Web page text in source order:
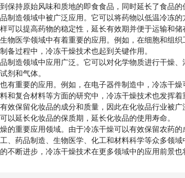
保持原始风味和质地的即食食品，同时延长了食品的
制造领域中被广泛应用。它可以将药物以低温冷冻
可以提高药物的稳定性，延长有效期并便于运输和储
物医学领域中有着重要的应用。例如，在细胞和组
备过程中，冷冻干燥技术也起到关键作用。
制造领域中应用广泛。它可以对化学物质进行干燥
剂和气体。
有重要的应用。例如，在电子器件制造中，冷冻干
和复合材料等方面的研究中，冷冻干燥技术也发挥着
效保留化妆品的成分和质量，因此在化妆品行业被
以延长化妆品的保质期，延长化妆品的使用寿命。
的重要应用领域。由于冷冻干燥可以有效保留农药的
、药品制造、生物医学、化工和材料科学等众多领
不断进步，冷冻干燥技术在更多领域中的应用前景也